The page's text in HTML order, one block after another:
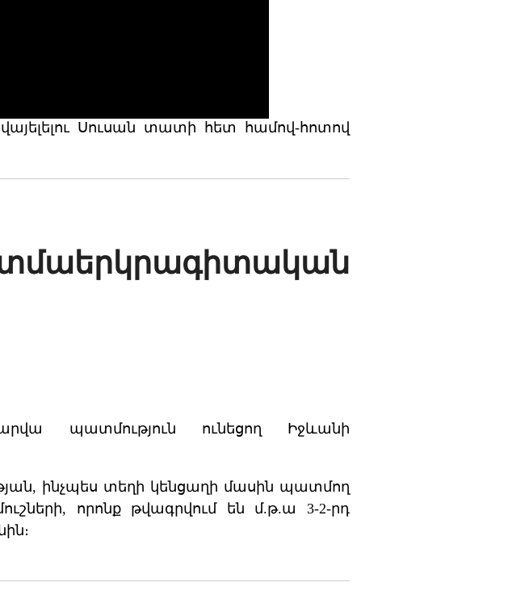
Սուսան տատի հետ համով-հոտով
պատմություն ունեցող Իջևանի
ինչպես տեղի կենցաղի մասին պատմող
որոնք թվագրվում են մ.թ.ա 3-2-րդ